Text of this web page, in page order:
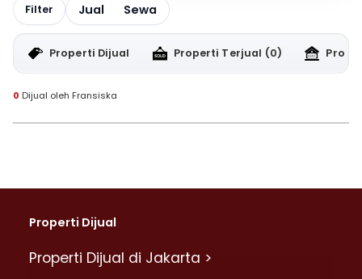
Filter Jual Sewa
Properti Dijual Properti Terjual (0)
0 Dijual oleh Fransiska
Properti Dijual
Properti Dijual di Jakarta >